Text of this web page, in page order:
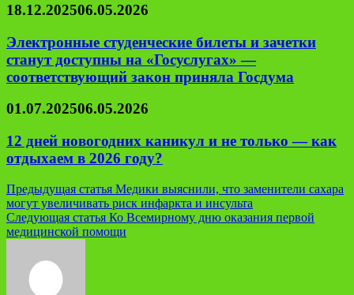
18.12.202506.05.2026
Электронные студенческие билеты и зачетки
станут доступны на «Госуслугах» —
соответствующий закон приняла Госдума
01.07.202506.05.2026
12 дней новогодних каникул и не только — как
отдыхаем в 2026 году?
Навигация
по
записям
Предыдущая статья Медики выяснили, что заменители сахара
могут увеличивать риск инфаркта и инсульта
Следующая статья Ко Всемирному дню оказания первой
медицинской помощи